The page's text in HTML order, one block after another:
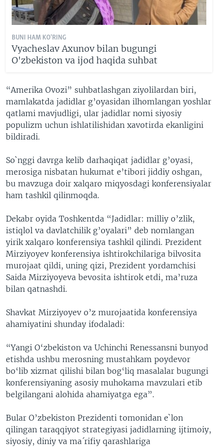
BUNI HAM KO'RING
Vyacheslav Axunov bilan bugungi
O'zbekiston va ijod haqida suhbat
“Amerika Ovozi” suhbatlashgan ziyolilardan biri,
mamlakatda jadidlar g’oyasidan ilhomlangan yoshlar
qatlami mavjudligi, ular jadidlar nomi siyosiy
populizm uchun ishlatilishidan xavotirda ekanligini
bildiradi.
So`nggi davrga kelib darhaqiqat jadidlar g’oyasi,
merosiga nisbatan hukumat e’tibori jiddiy oshgan,
bu mavzuga doir xalqaro miqyosdagi konferensiyalar
ham tashkil qilinmoqda.
Dekabr oyida Toshkentda “Jadidlar: milliy o’zlik,
istiqlol va davlatchilik g’oyalari” deb nomlangan
yirik xalqaro konferensiya tashkil qilindi. Prezident
Mirziyoyev konferensiya ishtirokchilariga bilvosita
murojaat qildi, uning qizi, Prezident yordamchisi
Saida Mirziyoyeva bevosita ishtirok etdi, ma’ruza
bilan qatnashdi.
Shavkat Mirziyoyev o’z murojaatida konferensiya
ahamiyatini shunday ifodaladi:
“Yangi O‘zbekiston va Uchinchi Renessansni bunyod
etishda ushbu merosning mustahkam poydevor
bo‘lib xizmat qilishi bilan bog‘liq masalalar bugungi
konferensiyaning asosiy muhokama mavzulari etib
belgilangani alohida ahamiyatga ega”.
Bular O’zbekiston Prezidenti tomonidan e`lon
qilingan taraqqiyot strategiyasi jadidlarning ijtimoiy,
siyosiy, diniy va ma´rifiy qarashlariga